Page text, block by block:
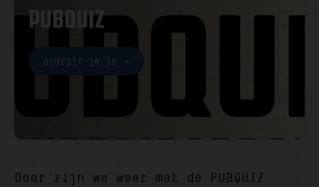
PUBQUIZ
Schrijf je in
Daar zijn we weer met de PUBQUIZ